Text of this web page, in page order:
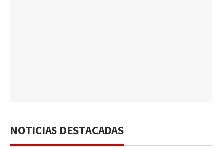
NOTICIAS DESTACADAS